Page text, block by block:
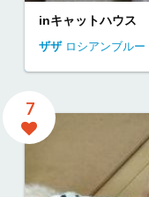
inキャットハウス
ザザ ロシアンブルー
7